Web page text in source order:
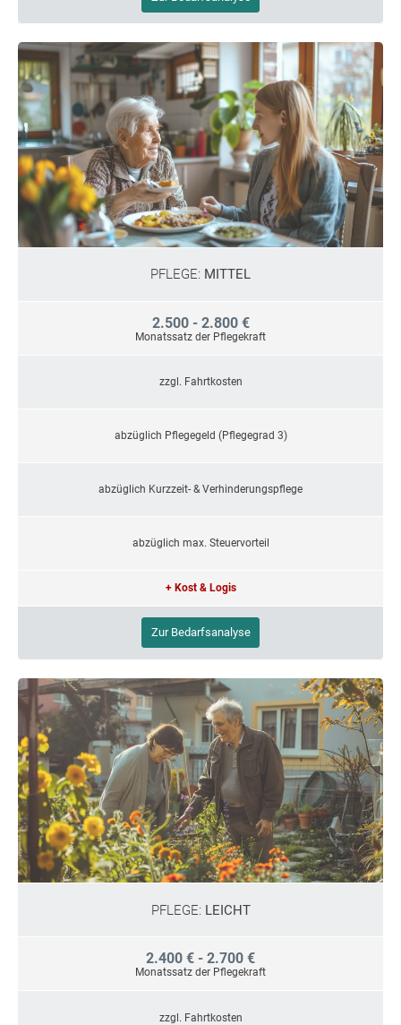
PFLEGE: MITTEL
2.500 - 2.800 €
Monatssatz der Pflegekraft
zzgl. Fahrtkosten
abzüglich Pflegegeld (Pflegegrad 3)
abzüglich Kurzzeit- & Verhinderungspflege
abzüglich max. Steuervorteil
+ Kost & Logis
Zur Bedarfsanalyse
PFLEGE: LEICHT
2.400 € - 2.700 €
Monatssatz der Pflegekraft
zzgl. Fahrtkosten